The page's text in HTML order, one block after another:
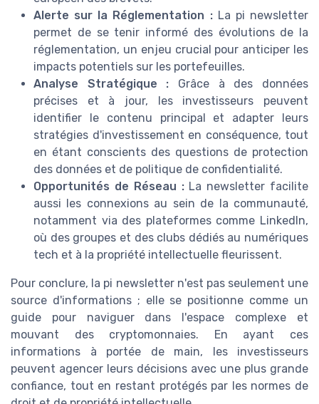
Alerte sur la Réglementation :La pi newsletter
permet de se tenir informé des évolutions de la
réglementation, un enjeu crucial pour anticiper les
impacts potentiels sur les portefeuilles.
Analyse Stratégique : Grâce à des données
précises et à jour, les investisseurs peuvent
identifier le contenu principal et adapter leurs
stratégies d'investissement en conséquence, tout
en étant conscients des questions de protection
des données et de politique de confidentialité.
Opportunités de Réseau :La newsletter facilite
aussi les connexions au sein de la communauté,
notamment via des plateformes comme LinkedIn,
où des groupes et des clubs dédiés au numériques
tech et à la propriété intellectuelle fleurissent.
Pour conclure, la pi newsletter n'est pas seulement une
source d'informations ; elle se positionne comme un
guide pour naviguer dans l'espace complexe et
mouvant des cryptomonnaies. En ayant ces
informations à portée de main, les investisseurs
peuvent agencer leurs décisions avec une plus grande
confiance, tout en restant protégés par les normes de